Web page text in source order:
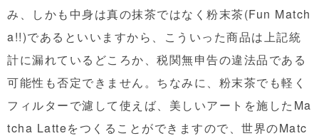
み、しかも中身は真の抹茶ではなく粉末茶(Fun Match
a!!)であるといいますから、こういった商品は上記統
計に漏れているどころか、税関無申告の違法品である
可能性も否定できません。ちなみに、粉末茶でも軽く
フィルターで濾して使えば、美しいアートを施したMa
tcha Latteをつくることができますので、世界のMatc